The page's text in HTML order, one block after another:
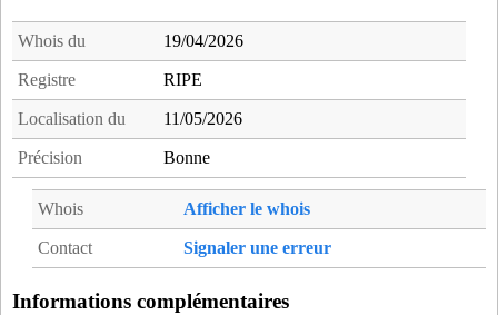
whi38 - Saint-Hilaire (13 km)
wis38- Saint-ismier (6 km)
wmh38
wmu38- Saint-Martin-d'Uriage (5 km)
wni38 - Saint-Nizier-du-Moucherotte (16 km)
ycl38- Le Pont-de-Claix (13 km)
Whois du 19/04/2026
Registre RIPE
Localisation du 11/05/2026
Précision Bonne
Whois Afficher le whois
Contact Signaler une erreur
Informations complémentaires